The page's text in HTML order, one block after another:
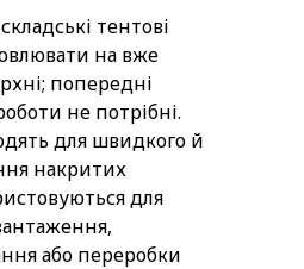
тентові
на вже
попередні
не потрібні.
для швидкого й
накритих
для
або переробки